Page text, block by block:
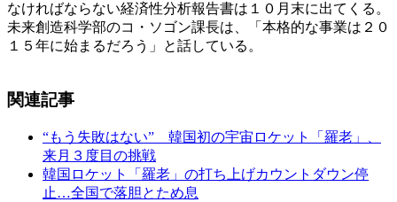
なければならない経済性分析報告書は１０月末に出てくる。
未来創造科学部のコ・ソゴン課長は、「本格的な事業は２０
１５年に始まるだろう」と話している。
関連記事
“もう失敗はない” 韓国初の宇宙ロケット「羅老」、
来月３度目の挑戦
韓国ロケット「羅老」の打ち上げカウントダウン停
止…全国で落胆とため息